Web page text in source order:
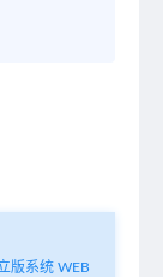
版系统 WEB